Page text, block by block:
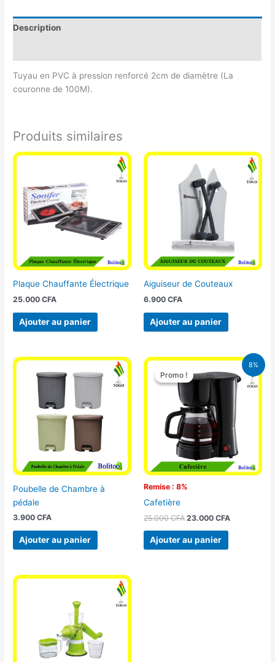
Description
Tuyau en PVC à pression renforcé 2cm de diamètre (La
couronne de 100M).
Produits similaires
Plaque Chauffante Électrique
25.000CFA
Ajouter au panier
Aiguiseur de Couteaux
6.900 CFA
Ajouter au panier
Poubelle de Chambre à
pédale
3.900CFA
Ajouter au panier
8%
Promo !
Remise : 8%
Promo !
Cafetière
25.000CFA
Le
prix
initial
25.000 CFA.
23.000 CFA
Le
prix
actuel
est :
23.000 CFA.
Ajouter au panier